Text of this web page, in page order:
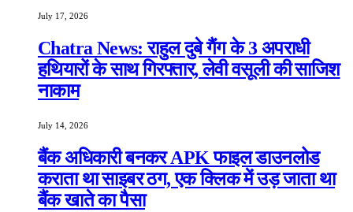
July 17, 2026
Chatra News: राहुल दुबे गैंग के 3 अपराधी
हथियारों के साथ गिरफ्तार, लेवी वसूली की साजिश
नाकाम
July 14, 2026
बैंक अधिकारी बनकर APK फाइल डाउनलोड
कराता था साइबर ठग, एक क्लिक में उड़ जाता था
बैंक खाते का पैसा